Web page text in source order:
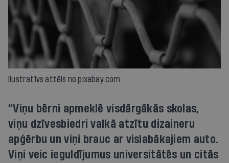
Ilustratīvs attēls no pixabay.com
“Viņu bērni apmeklē visdārgākās skolas,
viņu dzīvesbiedri valkā atzītu dizaineru
apģērbu un viņi brauc ar vislabākajiem auto.
Viņi veic ieguldījumus universitātēs un citās